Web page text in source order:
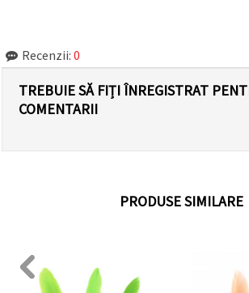
Recenzii: 0
TREBUIE SĂ FIȚI ÎNREGISTRAT
COMENTARII
PRODUSE SIMILARE